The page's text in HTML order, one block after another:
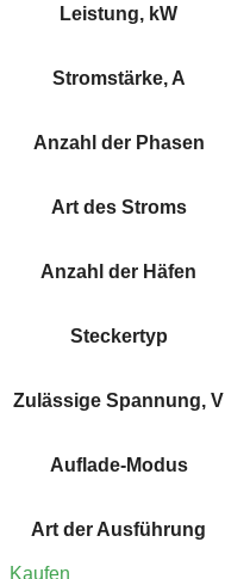
Leistung, kW
Stromstärke, A
Anzahl der Phasen
Art des Stroms
Anzahl der Häfen
Steckertyp
Zulässige Spannung, V
Auflade-Modus
Art der Ausführung
Kaufen